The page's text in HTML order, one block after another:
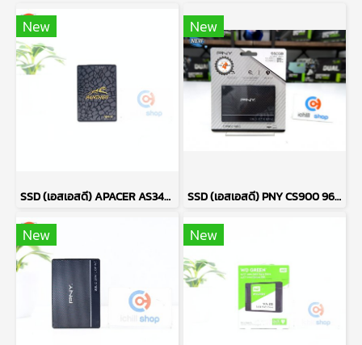
New
SSD (เอสเอสดี) APACER AS340 120GB SATA 2.5 P14227
New
SSD (เอสเอสดี) PNY CS900 960GB (ของใหม่) P09697
New New